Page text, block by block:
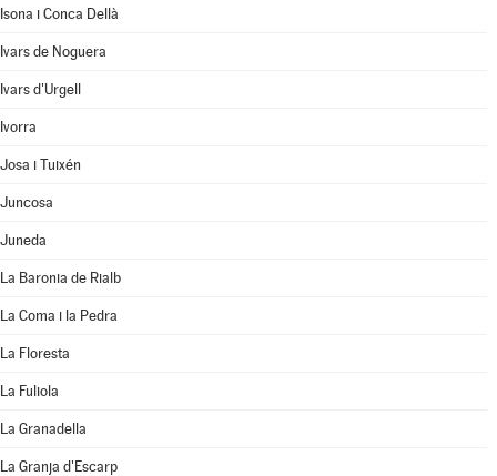
Isona i Conca Dellà
Ivars de Noguera
Ivars d'Urgell
Ivorra
Josa i Tuixén
Juncosa
Juneda
La Baronia de Rialb
La Coma i la Pedra
La Floresta
La Fuliola
La Granadella
La Granja d'Escarp